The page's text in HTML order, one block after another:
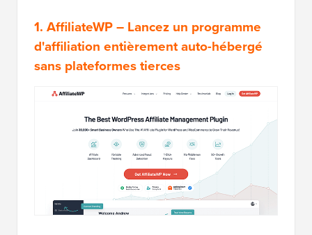
1. AffiliateWP– Lancez un programme
d'affiliation entièrement auto-hébergé
sans plateformes tierces